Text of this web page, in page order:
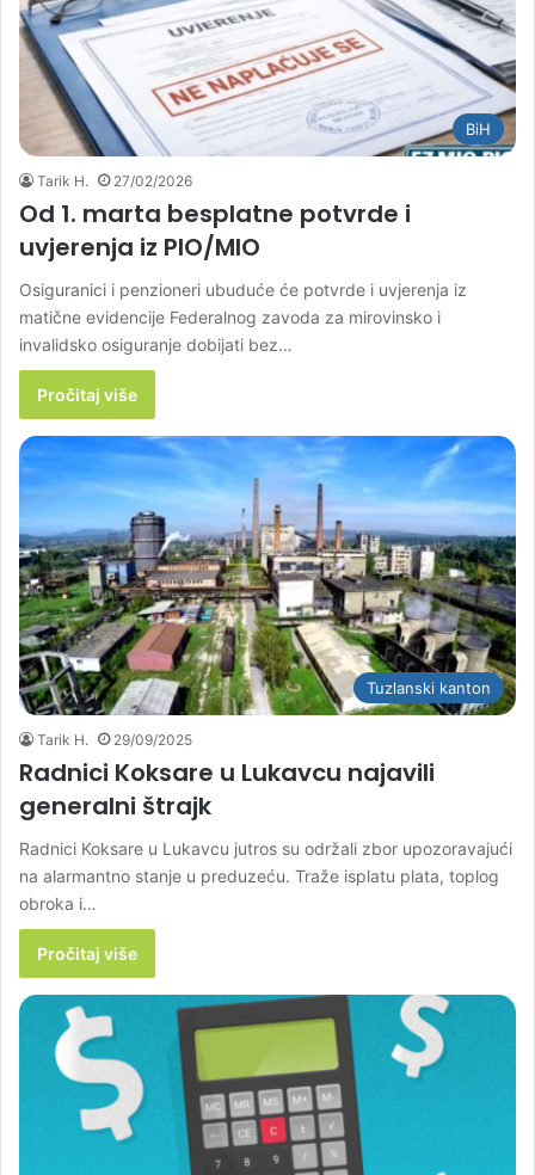
BiH
Tarik H. 27/02/2026
Od 1. marta besplatne potvrde i
uvjerenja iz PIO/MIO
Osiguranici i penzioneri ubuduće će potvrde i uvjerenja iz
matične evidencije Federalnog zavoda za mirovinsko i
invalidsko osiguranje dobijati bez…
Pročitaj više
Tuzlanski kanton
Tarik H. 29/09/2025
Radnici Koksare u Lukavcu najavili
generalni štrajk
Radnici Koksare u Lukavcu jutros su održali zbor upozoravajući
na alarmantno stanje u preduzeću. Traže isplatu plata, toplog
obroka i…
Pročitaj više